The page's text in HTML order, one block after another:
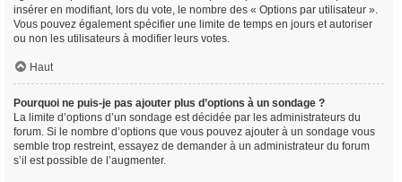
insérer en modifiant, lors du vote, le nombre des « Options par utilisateur ».
Vous pouvez également spécifier une limite de temps en jours et autoriser
ou non les utilisateurs à modifier leurs votes.
Haut
Pourquoi ne puis-je pas ajouter plus d’options à un sondage ?
La limite d’options d’un sondage est décidée par les administrateurs du
forum. Si le nombre d’options que vous pouvez ajouter à un sondage vous
semble trop restreint, essayez de demander à un administrateur du forum
s’il est possible de l’augmenter.